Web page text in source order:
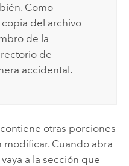
Como
del archivo
de la
de
accidental.
otras porciones
Cuando abra
a la sección que